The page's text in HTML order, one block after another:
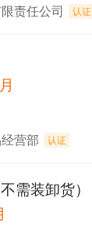
责任公司 认证
营部 认证
需装卸货）